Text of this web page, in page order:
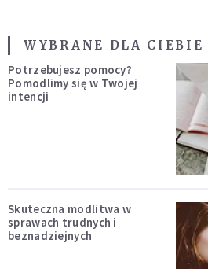
WYBRANE DLA CIEBIE
Potrzebujesz pomocy?
Pomodlimy się w Twojej
intencji
Skuteczna modlitwa w
sprawach trudnych i
beznadziejnych